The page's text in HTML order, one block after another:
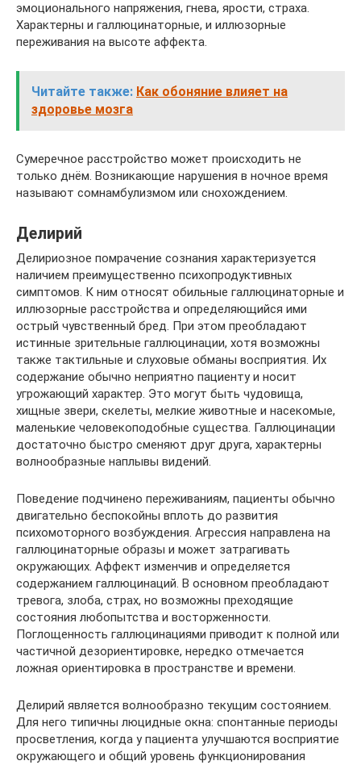
эмоционального напряжения, гнева, ярости, страха.
Характерны и галлюцинаторные, и иллюзорные
переживания на высоте аффекта.
Читайте также: Как обоняние влияет на
здоровье мозга
Сумеречное расстройство может происходить не
только днём. Возникающие нарушения в ночное время
называют сомнамбулизмом или снохождением.
Делирий
Делириозное помрачение сознания характеризуется
наличием преимущественно психопродуктивных
симптомов. К ним относят обильные галлюцинаторные и
иллюзорные расстройства и определяющийся ими
острый чувственный бред. При этом преобладают
истинные зрительные галлюцинации, хотя возможны
также тактильные и слуховые обманы восприятия. Их
содержание обычно неприятно пациенту и носит
угрожающий характер. Это могут быть чудовища,
хищные звери, скелеты, мелкие животные и насекомые,
маленькие человекоподобные существа. Галлюцинации
достаточно быстро сменяют друг друга, характерны
волнообразные наплывы видений.
Поведение подчинено переживаниям, пациенты обычно
двигательно беспокойны вплоть до развития
психомоторного возбуждения. Агрессия направлена на
галлюцинаторные образы и может затрагивать
окружающих. Аффект изменчив и определяется
содержанием галлюцинаций. В основном преобладают
тревога, злоба, страх, но возможны преходящие
состояния любопытства и восторженности.
Поглощенность галлюцинациями приводит к полной или
частичной дезориентировке, нередко отмечается
ложная ориентировка в пространстве и времени.
Делирий является волнообразно текущим состоянием.
Для него типичны люцидные окна: спонтанные периоды
просветления, когда у пациента улучшаются восприятие
окружающего и общий уровень функционирования